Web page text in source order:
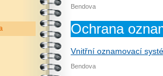
Bendova
Ochrana
Vnitřní oznamovací
Bendova